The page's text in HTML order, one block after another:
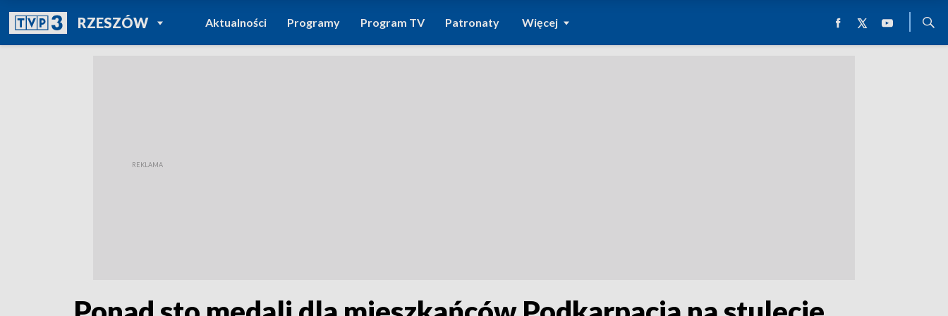
RZESZÓWPOWRÓT DO
TVP REGIONY
Aktualności Programy Program TV Patronaty Więcej